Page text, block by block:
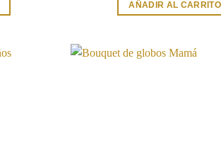
AÑADIR AL CARRITO